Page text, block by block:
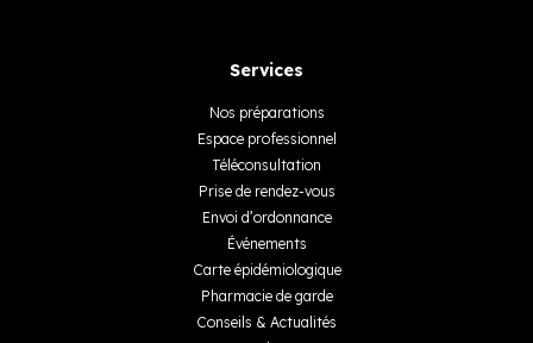
Services
Nos préparations
Espace professionnel
Téléconsultation
Prise de rendez-vous
Envoi d’ordonnance
Événements
Carte épidémiologique
Pharmacie de garde
Conseils & Actualités